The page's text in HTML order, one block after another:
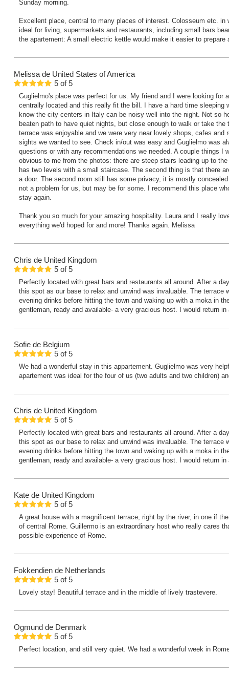
Sunday morning.
Excellent place, central to many places of interest. Colosseum etc.
ideal for living, supermarkets and restaurants, including small bars
the apartement: A small electric kettle would make it easier to prepare
Melissa de United States of America
5 of5
Guglielmo's place was perfect for us. My friend and I were looking for
centrally located and this really fit the bill. I have a hard time sleeping
know the city centers in Italy can be noisy well into the night. Not so
beaten path to have quiet nights, but close enough to walk or take the
terrace was enjoyable and we were very near lovely shops, cafes and
sights we wanted to see. Check in/out was easy and Guglielmo was
questions or with any recommendations we needed. A couple things I
obvious to me from the photos: there are steep stairs leading up to
has two levels with a small staircase. The second thing is that there
a door. The second room still has some privacy, it is mostly
not a problem for us, but may be for some. I recommend this place
stay again.
Thank you so much for your amazing hospitality. Laura and I really
everything we'd hoped for and more! Thanks again. Melissa
Chris de United Kingdom
5 of5
Perfectly located with great bars and restaurants all around. After a
this spot as our base to relax and unwind was invaluable. The terrace
evening drinks before hitting the town and waking up with a moka in
gentleman, ready and available- a very gracious host. I would return in
Sofie de Belgium
5 of5
We had a wonderful stay in this appartement. Guglielmo was very
apartement was ideal for the four of us (two adults and two children)
Chris de United Kingdom
5 of5
Perfectly located with great bars and restaurants all around. After a
this spot as our base to relax and unwind was invaluable. The terrace
evening drinks before hitting the town and waking up with a moka in
gentleman, ready and available- a very gracious host. I would return in
Kate de United Kingdom
5 of5
A great house with a magnificent terrace, right by the river, in one if
of central Rome. Guillermo is an extraordinary host who really cares
possible experience of Rome.
Fokkendien de Netherlands
5 of5
Lovely stay! Beautiful terrace and in the middle of lively trastevere.
Ogmund de Denmark
5 of5
Perfect location, and still very quiet. We had a wonderful week in